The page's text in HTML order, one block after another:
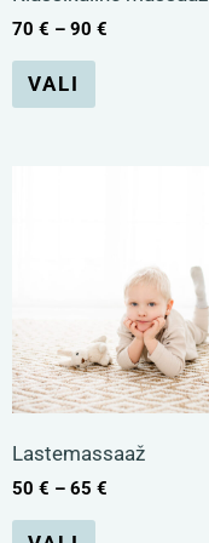
70 € – 90 €
VALI
teha
tootelehel.
Lastemassaaž
50 € – 65 €
mitu
varianti.
teha